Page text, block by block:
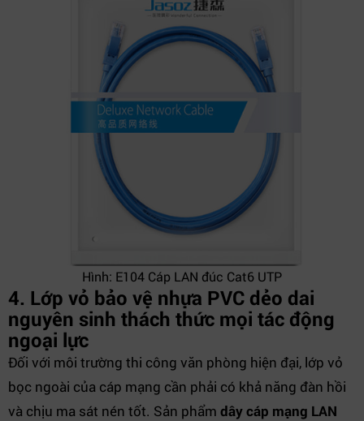
Hình: E104 Cáp LAN đúc Cat6 UTP
4. Lớp vỏ bảo vệ nhựa PVC dẻo dai
nguyên sinh thách thức mọi tác động
ngoại lực
Đối với môi trường thi công văn phòng hiện đại, lớp vỏ
bọc ngoài của cáp mạng cần phải có khả năng đàn hồi
và chịu ma sát nén tốt. Sản phẩm dây cáp mạng LAN